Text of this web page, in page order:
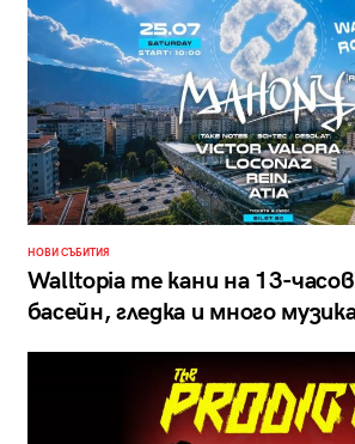
НОВИ СЪБИТИЯ
Walltopia те кани на 13-
басейн, гледка и много